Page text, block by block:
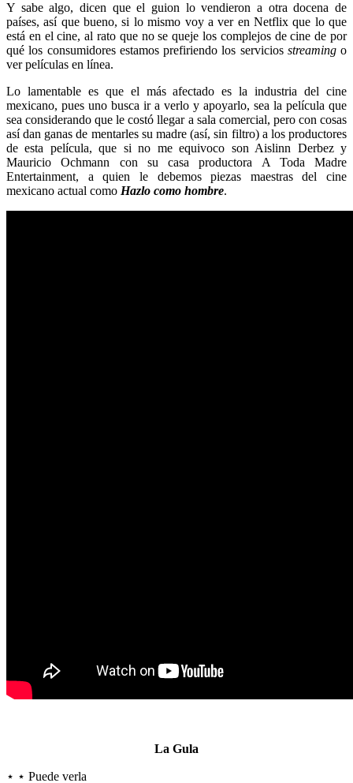
Y sabe algo, dicen que el guion lo vendieron a otra docena de
países, así que bueno, si lo mismo voy a ver en Netflix que lo que
está en el cine, al rato que no se queje los complejos de cine de por
qué los consumidores estamos prefiriendo los servicios streamingo
ver películas en línea.
Lo lamentable es que el más afectado es la industria del cine
mexicano, pues uno busca ir a verlo y apoyarlo, sea la película que
sea considerando que le costó llegar a sala comercial, pero con cosas
así dan ganas de mentarles su madre (así, sin filtro) a los productores
de esta película, que si no me equivoco son Aislinn Derbez y
Mauricio Ochmann con su casa productora A Toda Madre
Entertainment, a quien le debemos piezas maestras del cine
mexicano actual como Hazlo como hombre.
La Gula
⋆ ⋆ Puede verla